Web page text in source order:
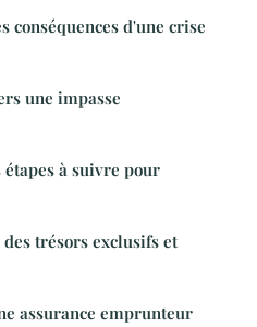
conséquences d'une crise
une impasse
à suivre pour
trésors exclusifs et
assurance emprunteur